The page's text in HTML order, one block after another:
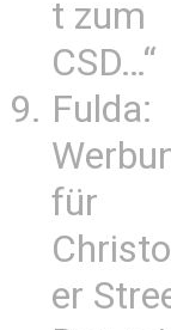
t zum
CSD…“
Fulda:
für
er